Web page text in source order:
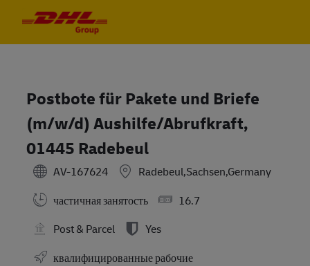
Postbote für Pakete und Briefe
(m/w/d) Aushilfe/Abrufkraft,
01445 Radebeul
AV-167624
Radebeul,Sachsen,Germany
частичная занятость
16.7
Post & Parcel
Yes
квалифицированные рабочие